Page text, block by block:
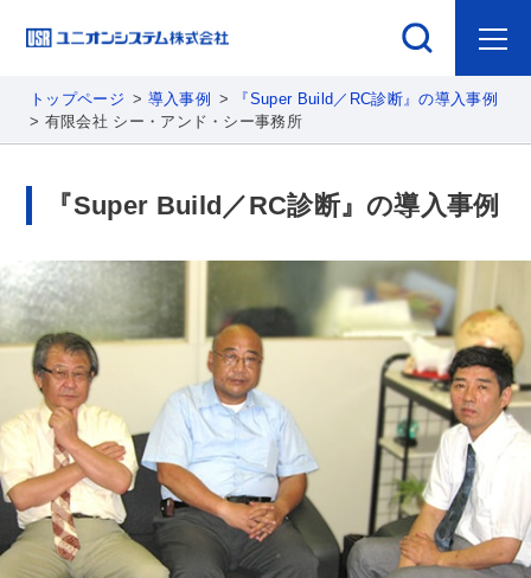
トップページ 導入事例
『Super Build／RC診断』の導入事例
有限会社 シー・アンド・シー事務所
『Super Build／RC診断』の導入事例